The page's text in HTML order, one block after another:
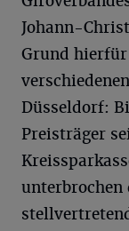
Johann-
Grund
Düsseldorf:
Preisträger